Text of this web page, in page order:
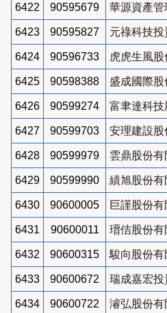
6422 90595679 華源資產管
6423 90595827 元祿科技投
6424 90596733 虎虎生風股
6425 90598388 盛成國際股
6426 90599274 富聿達科技
6427 90599703 安理建設股
6428 90599979 雲鼎股份有
6429 90599990 績旭股份有
6430 90600005 巨謹股份有
6431 90600011 瑨佶股份有
6432 90600315 駿向股份有
6433 90600672 瑞成嘉宏投
6434 90600722 濬弘股份有